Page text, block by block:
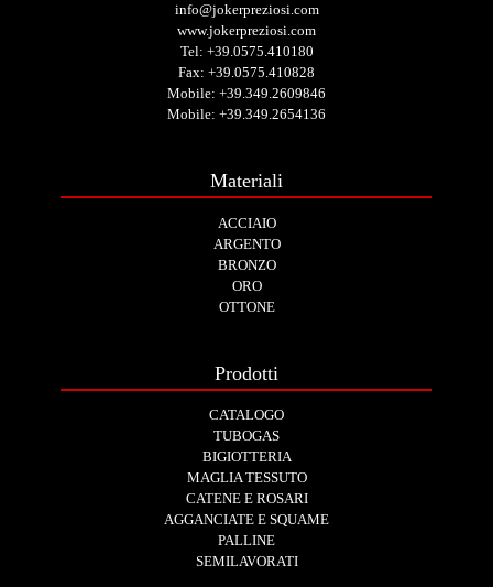
info@jokerpreziosi.com
www.jokerpreziosi.com
Tel: +39.0575.410180
Fax: +39.0575.410828
Mobile: +39.349.2609846
Mobile: +39.349.2654136
Materiali
ACCIAIO
ARGENTO
BRONZO
ORO
OTTONE
Prodotti
CATALOGO
TUBOGAS
BIGIOTTERIA
MAGLIA TESSUTO
CATENE E ROSARI
AGGANCIATE E SQUAME
PALLINE
SEMILAVORATI